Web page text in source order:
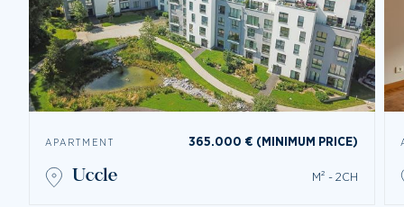
APARTMENT 365.000 € (MINIMUM PRICE)
uccle M² - 2CH